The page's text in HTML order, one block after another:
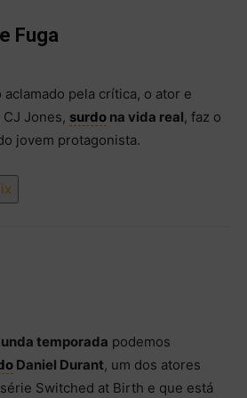
Fuga
pela crítica, o ator e
Jones, surdo na vida real, faz o
jovem protagonista.
temporada podemos
Daniel Durant, um dos atores
Switched at Birth e que está